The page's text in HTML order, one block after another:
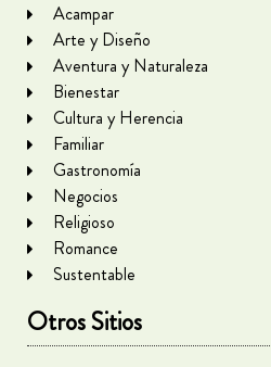
Acampar
Arte y Diseño
Aventura y Naturaleza
Bienestar
Cultura y Herencia
Familiar
Gastronomía
Negocios
Religioso
Romance
Sustentable
Otros Sitios